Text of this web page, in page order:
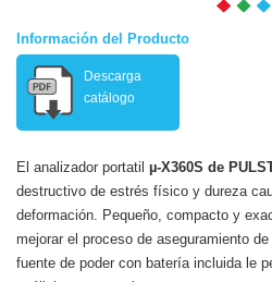
Información del Producto
Descarga
catálogo
El analizador portatil µ-X360S de
destructivo de estrés físico y dureza
deformación. Pequeño, compacto y
mejorar el proceso de aseguramiento
fuente de poder con batería incluida le